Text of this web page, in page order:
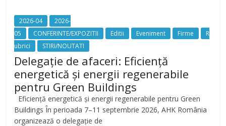
2026-04
2026-
05
CONFERINTE/EXPOZITII Editii Eveniment Firme
R
ubrici
STIRI/NOUTATI
Delegație de afaceri: Eficiență
energetică și energii regenerabile
pentru Green Buildings
Eficiență energetică și energii regenerabile pentru Green
Buildings În perioada 7–11 septembrie 2026, AHK România
organizează o delegație de